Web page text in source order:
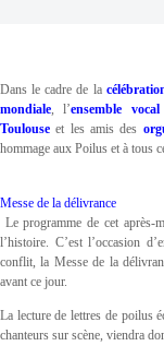
Dans le cadre de la
mondiale, l’ensemble vocal
Toulouse et les amis des
hommage aux Poilus et à tous
Messe de la délivrance
Le programme de cet après-
l’histoire. C’est l’occasion
conflit, la Messe de la
avant ce jour.
La lecture de lettres de poilus
chanteurs sur scène, viendra